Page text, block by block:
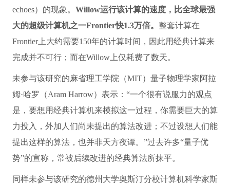
echoes）的现象。 Willow运行该计算的速度，比全球最强
大的超级计算机之一Frontier快1.3万倍。 整套计算在
Frontier上大约需要150年的计算时间，因此用经典计算来
完成并不可行；而在Willow上仅耗费了数天。
未参与该研究的麻省理工学院（MIT）量子物理学家阿拉
姆·哈罗（Aram Harrow）表示：“一个很有说服力的观点
是，要想用经典计算机来模拟这一过程，你需要巨大的算
力投入，外加人们尚未提出的算法改进；不过设想人们能
提出这样的算法，也并非天方夜谭。”过去许多“量子优
势”的宣称，常被后续改进的经典算法所抹平。
同样未参与该研究的德州大学奥斯汀分校计算机科学家斯